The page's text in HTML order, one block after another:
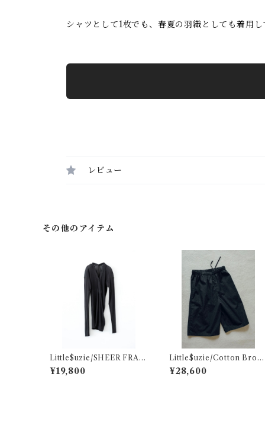
シャツとして1枚でも、春夏の羽織としても着用
レビュー
その他のアイテム
Little$uzie/SHEER FRAIS
E DISTORTED HENRY
(Charcoal)
¥19,800
Little$uzie/Cotton
Easy Shorts (Black)
¥28,600